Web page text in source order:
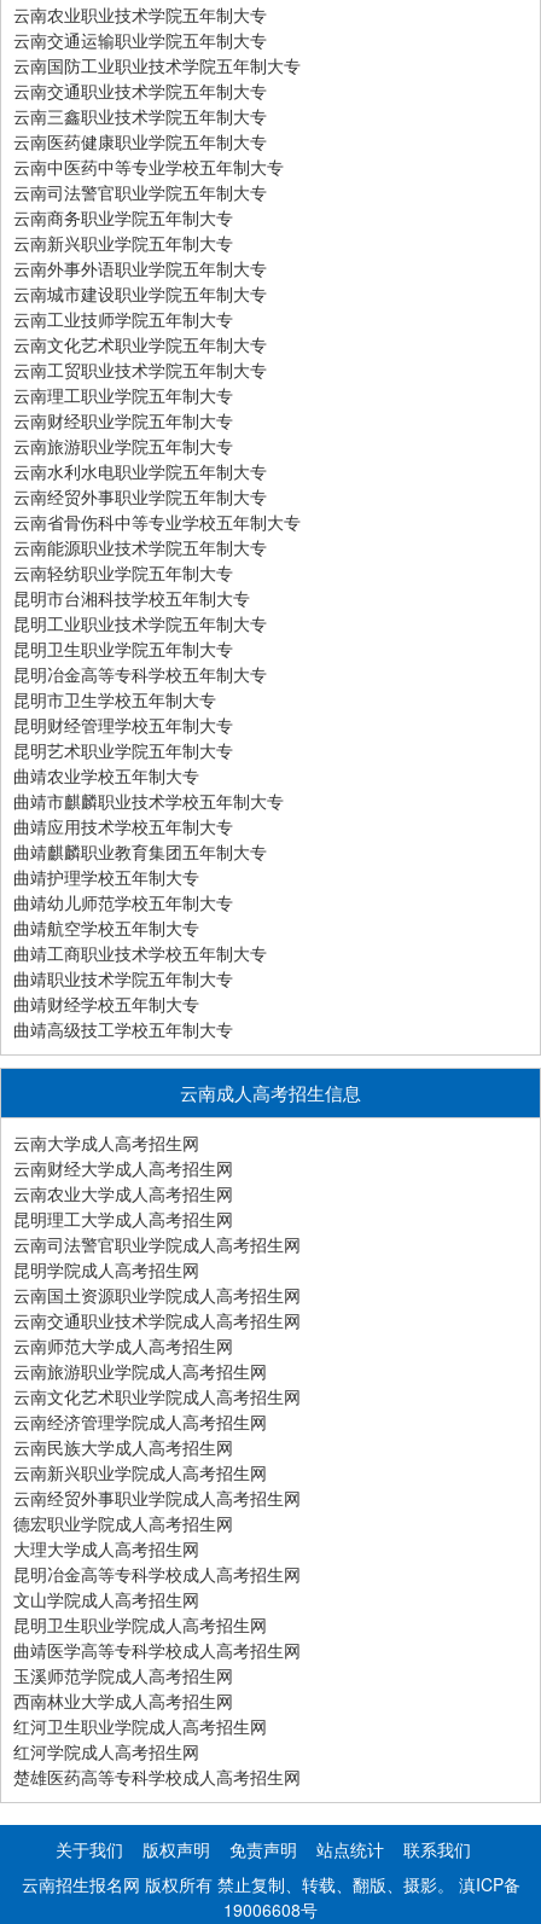
云南农业职业技术学院五年制大专
云南交通运输职业学院五年制大专
云南国防工业职业技术学院五年制大专
云南交通职业技术学院五年制大专
云南三鑫职业技术学院五年制大专
云南医药健康职业学院五年制大专
云南中医药中等专业学校五年制大专
云南司法警官职业学院五年制大专
云南商务职业学院五年制大专
云南新兴职业学院五年制大专
云南外事外语职业学院五年制大专
云南城市建设职业学院五年制大专
云南工业技师学院五年制大专
云南文化艺术职业学院五年制大专
云南工贸职业技术学院五年制大专
云南理工职业学院五年制大专
云南财经职业学院五年制大专
云南旅游职业学院五年制大专
云南水利水电职业学院五年制大专
云南经贸外事职业学院五年制大专
云南省骨伤科中等专业学校五年制大专
云南能源职业技术学院五年制大专
云南轻纺职业学院五年制大专
昆明市台湘科技学校五年制大专
昆明工业职业技术学院五年制大专
昆明卫生职业学院五年制大专
昆明冶金高等专科学校五年制大专
昆明市卫生学校五年制大专
昆明财经管理学校五年制大专
昆明艺术职业学院五年制大专
曲靖农业学校五年制大专
曲靖市麒麟职业技术学校五年制大专
曲靖应用技术学校五年制大专
曲靖麒麟职业教育集团五年制大专
曲靖护理学校五年制大专
曲靖幼儿师范学校五年制大专
曲靖航空学校五年制大专
曲靖工商职业技术学校五年制大专
曲靖职业技术学院五年制大专
曲靖财经学校五年制大专
曲靖高级技工学校五年制大专
云南成人高考招生信息
云南大学成人高考招生网
云南财经大学成人高考招生网
云南农业大学成人高考招生网
昆明理工大学成人高考招生网
云南司法警官职业学院成人高考招生网
昆明学院成人高考招生网
云南国土资源职业学院成人高考招生网
云南交通职业技术学院成人高考招生网
云南师范大学成人高考招生网
云南旅游职业学院成人高考招生网
云南文化艺术职业学院成人高考招生网
云南经济管理学院成人高考招生网
云南民族大学成人高考招生网
云南新兴职业学院成人高考招生网
云南经贸外事职业学院成人高考招生网
德宏职业学院成人高考招生网
大理大学成人高考招生网
昆明冶金高等专科学校成人高考招生网
文山学院成人高考招生网
昆明卫生职业学院成人高考招生网
曲靖医学高等专科学校成人高考招生网
玉溪师范学院成人高考招生网
西南林业大学成人高考招生网
红河卫生职业学院成人高考招生网
红河学院成人高考招生网
楚雄医药高等专科学校成人高考招生网
关于我们 版权声明 免责声明 站点统计
联系我们
云南招生报名网 版权所有 禁止复制、转载、翻版、摄影。 滇ICP备
19006608号